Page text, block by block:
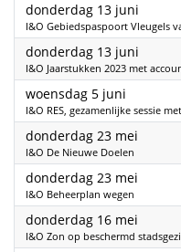
donderdag 13 juni
I&O Gebiedspaspoort Vleugels
donderdag 13 juni
I&O Jaarstukken 2023 met
woensdag 5 juni
I&O RES, gezamenlijke sessie
donderdag 23 mei
I&O De Nieuwe Doelen
donderdag 23 mei
I&O Beheerplan wegen
donderdag 16 mei
I&O Zon op beschermd